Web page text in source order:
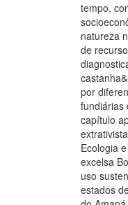
tempo,
natureza
de
por
fundiárias
capítulo
Ecologia
excelsa
uso
estados